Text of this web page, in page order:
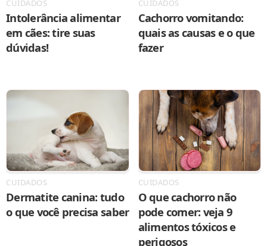
CUIDADOS
Intolerância alimentar
em cães: tire suas
dúvidas!
CUIDADOS
Cachorro vomitando:
quais as causas e o que
fazer
CUIDADOS
Dermatite canina: tudo
o que você precisa saber
CUIDADOS
O que cachorro não
pode comer: veja 9
alimentos tóxicos e
perigosos